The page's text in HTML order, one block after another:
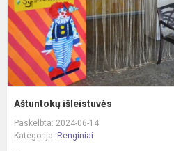
Aštuntokų išleistuvės
Paskelbta: 2024-06-14
Kategorija: Renginiai